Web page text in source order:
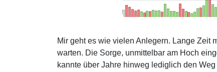
Mir geht es wie vielen Anlegern. Lange Zeit
warten. Die Sorge, unmittelbar am Hoch
kannte über Jahre hinweg lediglich den